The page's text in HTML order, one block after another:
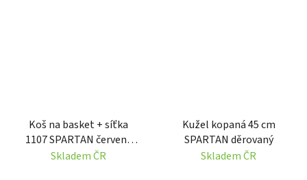
Koš na basket + síťka
1107 SPARTAN červený
průměr koše 45 cm
Skladem ČR
Kužel kopaná 45 cm
SPARTAN děrovaný
Skladem ČR